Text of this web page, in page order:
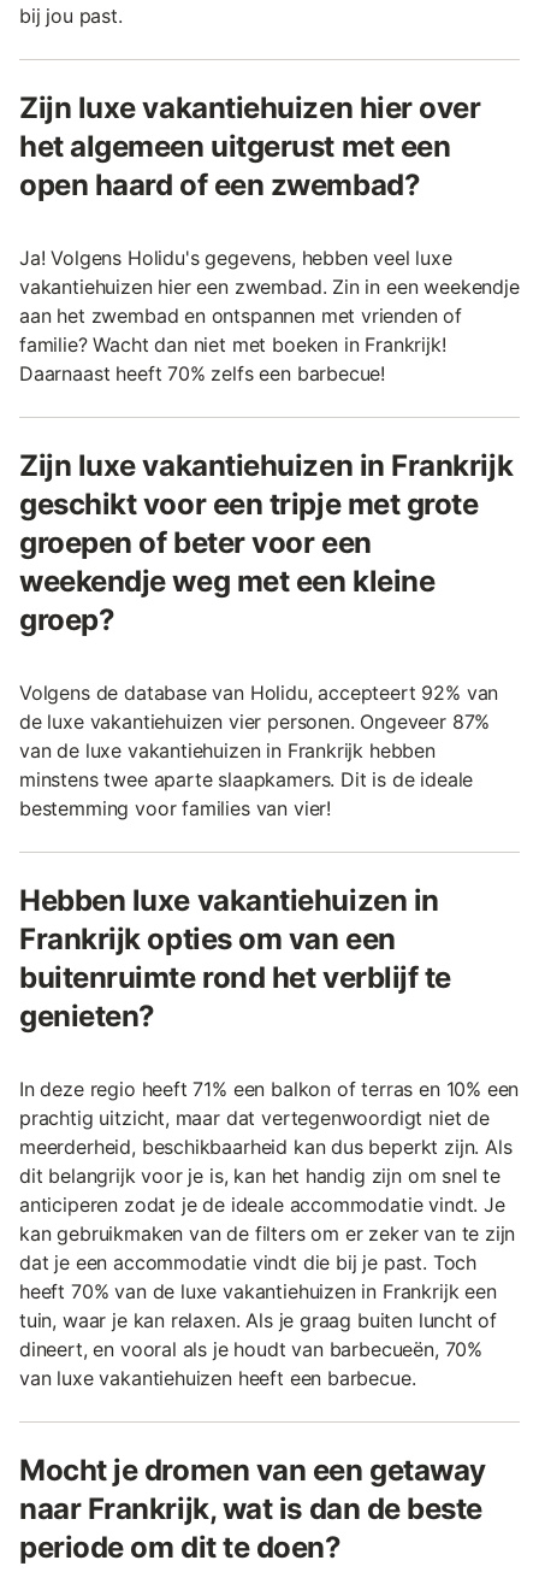
bij jou past.
Zijn luxe vakantiehuizen hier over
het algemeen uitgerust met een
open haard of een zwembad?
Ja! Volgens Holidu's gegevens, hebben veel luxe
vakantiehuizen hier een zwembad. Zin in een weekendje
aan het zwembad en ontspannen met vrienden of
familie? Wacht dan niet met boeken in Frankrijk!
Daarnaast heeft 70% zelfs een barbecue!
Zijn luxe vakantiehuizen in Frankrijk
geschikt voor een tripje met grote
groepen of beter voor een
weekendje weg met een kleine
groep?
Volgens de database van Holidu, accepteert 92% van
de luxe vakantiehuizen vier personen. Ongeveer 87%
van de luxe vakantiehuizen in Frankrijk hebben
minstens twee aparte slaapkamers. Dit is de ideale
bestemming voor families van vier!
Hebben luxe vakantiehuizen in
Frankrijk opties om van een
buitenruimte rond het verblijf te
genieten?
In deze regio heeft 71% een balkon of terras en 10% een
prachtig uitzicht, maar dat vertegenwoordigt niet de
meerderheid, beschikbaarheid kan dus beperkt zijn. Als
dit belangrijk voor je is, kan het handig zijn om snel te
anticiperen zodat je de ideale accommodatie vindt. Je
kan gebruikmaken van de filters om er zeker van te zijn
dat je een accommodatie vindt die bij je past. Toch
heeft 70% van de luxe vakantiehuizen in Frankrijk een
tuin, waar je kan relaxen. Als je graag buiten luncht of
dineert, en vooral als je houdt van barbecueën, 70%
van luxe vakantiehuizen heeft een barbecue.
Mocht je dromen van een getaway
naar Frankrijk, wat is dan de beste
periode om dit te doen?